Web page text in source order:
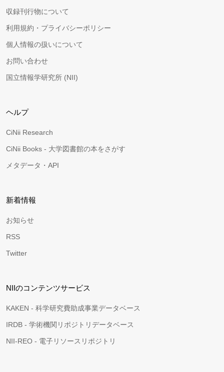
収録刊行物について
利用規約・プライバシーポリシー
個人情報の扱いについて
お問い合わせ
国立情報学研究所 (NII)
ヘルプ
CiNii Research
CiNii Books - 大学図書館の本をさがす
メタデータ・API
新着情報
お知らせ
RSS
Twitter
NIIのコンテンツサービス
KAKEN - 科学研究費助成事業データベース
IRDB - 学術機関リポジトリデータベース
NII-REO - 電子リソースリポジトリ